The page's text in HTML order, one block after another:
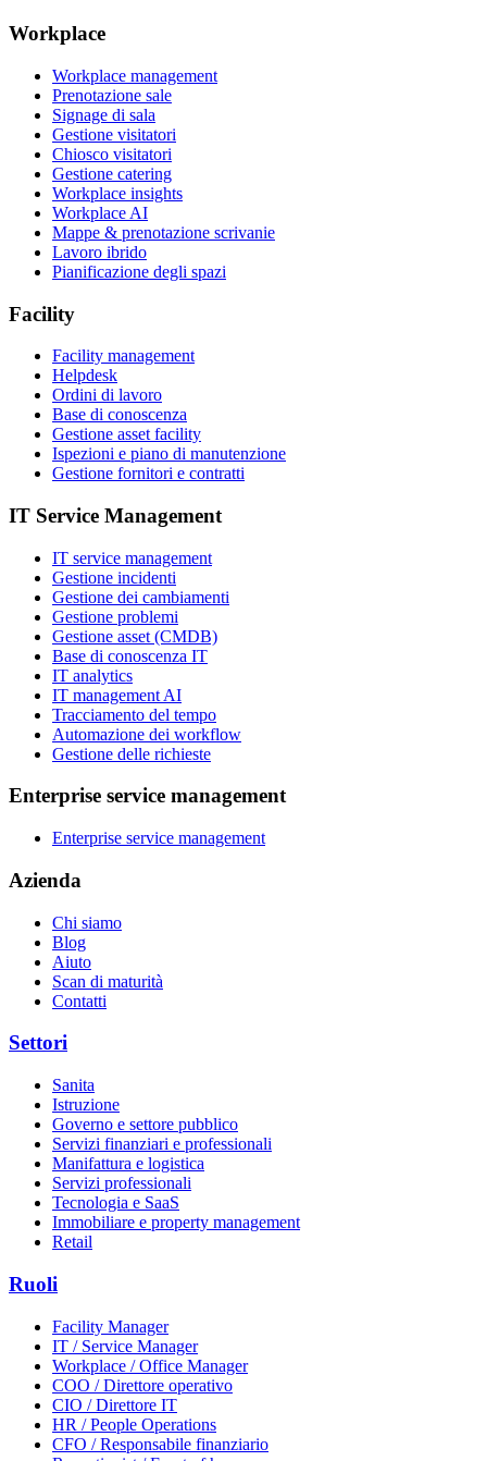
Workplace
Workplace management
Prenotazione sale
Signage di sala
Gestione visitatori
Chiosco visitatori
Gestione catering
Workplace insights
Workplace AI
Mappe & prenotazione scrivanie
Lavoro ibrido
Pianificazione degli spazi
Facility
Facility management
Helpdesk
Ordini di lavoro
Base di conoscenza
Gestione asset facility
Ispezioni e piano di manutenzione
Gestione fornitori e contratti
IT Service Management
IT service management
Gestione incidenti
Gestione dei cambiamenti
Gestione problemi
Gestione asset (CMDB)
Base di conoscenza IT
IT analytics
IT management AI
Tracciamento del tempo
Automazione dei workflow
Gestione delle richieste
Enterprise service management
Enterprise service management
Azienda
Chi siamo
Blog
Aiuto
Scan di maturità
Contatti
Settori
Sanita
Istruzione
Governo e settore pubblico
Servizi finanziari e professionali
Manifattura e logistica
Servizi professionali
Tecnologia e SaaS
Immobiliare e property management
Retail
Ruoli
Facility Manager
IT / Service Manager
Workplace / Office Manager
COO / Direttore operativo
CIO / Direttore IT
HR / People Operations
CFO / Responsabile finanziario